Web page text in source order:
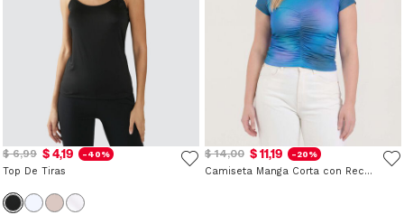
$ 6,99 $ 4,19 -40%
Top De Tiras
$ 14,00 $ 11,19 -20%
Camiseta Manga Corta con Recogidos